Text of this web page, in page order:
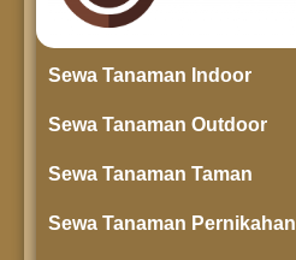
Sewa Tanaman Indoor
Sewa Tanaman Outdoor
Sewa Tanaman Taman
Sewa Tanaman Pernikahan